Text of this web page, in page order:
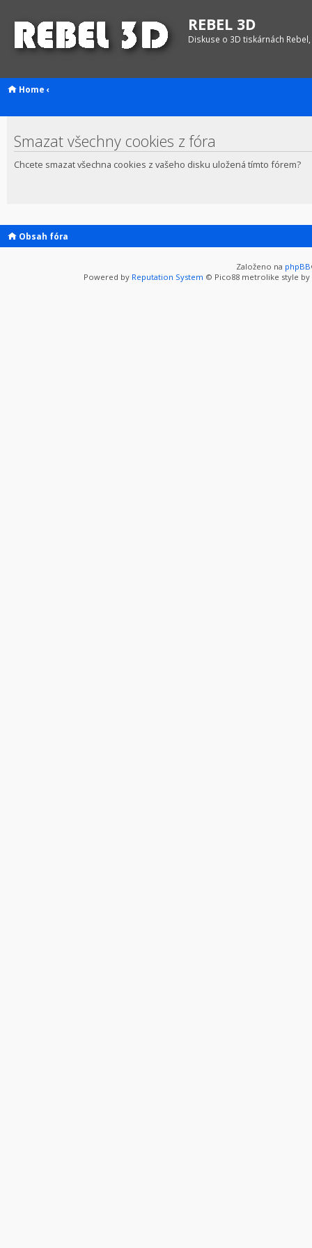
REBEL 3D
Diskuse o 3D tiskárnách
Home ‹
Smazat všechny cookies z fóra
Chcete smazat všechna cookies z vašeho disku uložená tímto fórem?
Obsah fóra
Založeno na phpBB
Powered by Reputation System © Pico88 metrolike style by